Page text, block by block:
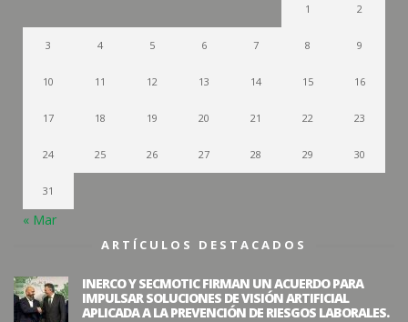
1 2
3 4 5 6 7 8 9
10 11 12 13 14 15 16
17 18 19 20 21 22 23
24 25 26 27 28 29 30
31
« Mar
ARTÍCULOS DESTACADOS
INERCO Y SECMOTIC FIRMAN UN ACUERDO PARA
IMPULSAR SOLUCIONES DE VISIÓN ARTIFICIAL
APLICADA A LA PREVENCIÓN DE RIESGOS LABORALES.